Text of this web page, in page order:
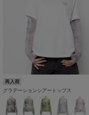
再入荷
グラデーションシアートップス